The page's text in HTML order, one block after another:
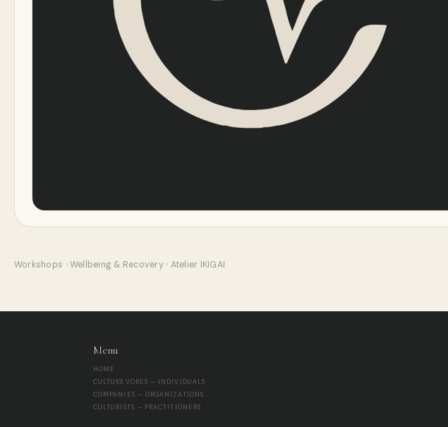
Workshops › Wellbeing & Recovery › Atelier IKIGAI
Menu
HOME
CULTUREVORES — INDIVIDUALS
COMPANIES — ORGANIZATIONS
CULTURISTS — PRACTITIONERS